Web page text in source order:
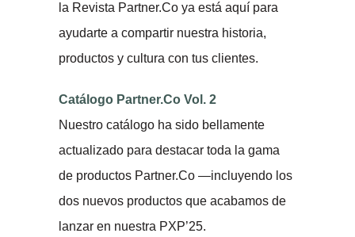
la Revista Partner.Co ya está aquí para
ayudarte a compartir nuestra historia,
productos y cultura con tus clientes.
Catálogo Partner.Co Vol. 2
Nuestro catálogo ha sido bellamente
actualizado para destacar toda la gama
de productos Partner.Co —incluyendo los
dos nuevos productos que acabamos de
lanzar en nuestra PXP’25.